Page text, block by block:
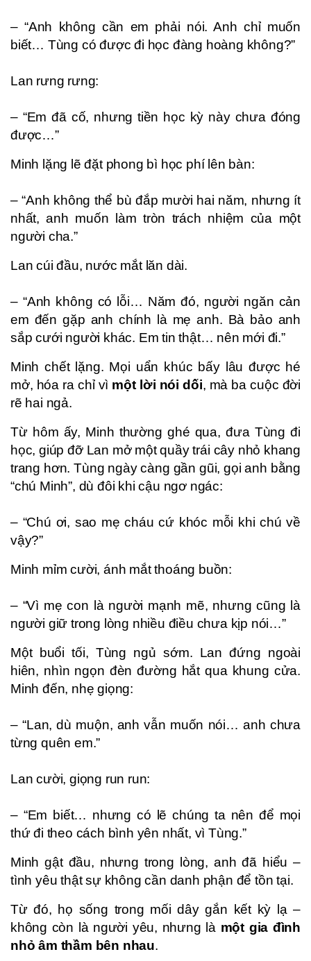
– “Anh không cần em phải nói. Anh chỉ muốn
biết… Tùng có được đi học đàng hoàng không?”
Lan rưng rưng:
– “Em đã cố, nhưng tiền học kỳ này chưa đóng
được…”
Minh lặng lẽ đặt phong bì học phí lên bàn:
– “Anh không thể bù đắp mười hai năm, nhưng ít
nhất, anh muốn làm tròn trách nhiệm của một
người cha.”
Lan cúi đầu, nước mắt lăn dài.
– “Anh không có lỗi… Năm đó, người ngăn cản
em đến gặp anh chính là mẹ anh. Bà bảo anh
sắp cưới người khác. Em tin thật… nên mới đi.”
Minh chết lặng. Mọi uẩn khúc bấy lâu được hé
mở, hóa ra chỉ vì một lời nói dối, mà ba cuộc đời
rẽ hai ngả.
Từ hôm ấy, Minh thường ghé qua, đưa Tùng đi
học, giúp đỡ Lan mở một quầy trái cây nhỏ khang
trang hơn. Tùng ngày càng gần gũi, gọi anh bằng
“chú Minh”, dù đôi khi cậu ngơ ngác:
– “Chú ơi, sao mẹ cháu cứ khóc mỗi khi chú về
vậy?”
Minh mỉm cười, ánh mắt thoáng buồn:
– “Vì mẹ con là người mạnh mẽ, nhưng cũng là
người giữ trong lòng nhiều điều chưa kịp nói…”
Một buổi tối, Tùng ngủ sớm. Lan đứng ngoài
hiên, nhìn ngọn đèn đường hắt qua khung cửa.
Minh đến, nhẹ giọng:
– “Lan, dù muộn, anh vẫn muốn nói… anh chưa
từng quên em.”
Lan cười, giọng run run:
– “Em biết… nhưng có lẽ chúng ta nên để mọi
thứ đi theo cách bình yên nhất, vì Tùng.”
Minh gật đầu, nhưng trong lòng, anh đã hiểu –
tình yêu thật sự không cần danh phận để tồn tại.
Từ đó, họ sống trong mối dây gắn kết kỳ lạ –
không còn là người yêu, nhưng là một gia đình
nhỏ âm thầm bên nhau.